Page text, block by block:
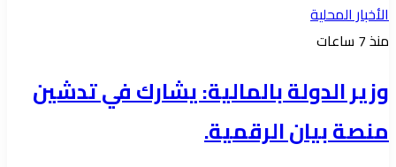
الأخبار المحلية
منذ 7 ساعات
وزير الدولة بالمالية: يشارك في تدشين
منصة بيان الرقمية.